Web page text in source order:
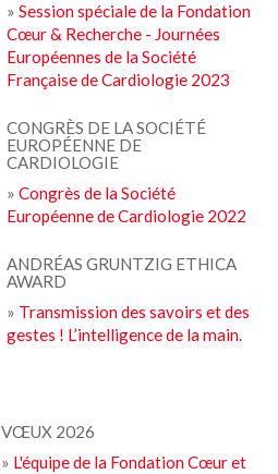
»Session spéciale de la Fondation
Cœur & Recherche - Journées
Européennes de la Société
Française de Cardiologie 2023
CONGRÈS DE LA SOCIÉTÉ
EUROPÉENNE DE
CARDIOLOGIE
»Congrès de la Société
Européenne de Cardiologie 2022
ANDRÉAS GRUNTZIG ETHICA
AWARD
» Transmission des savoirs et des
gestes ! L’intelligence de la main.
VŒUX 2026
» L'équipe de la Fondation Cœur et